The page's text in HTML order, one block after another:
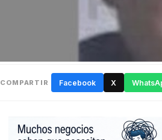
COMPARTIR Facebook X